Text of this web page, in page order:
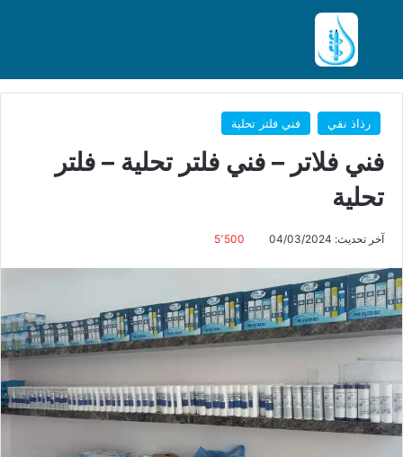
بحث عن
رذاذ نقي فني فلتر تحلية
فني فلاتر – فني فلتر تحلية – فلتر
تحلية
آخر تحديث: 04/03/2024 5٬500